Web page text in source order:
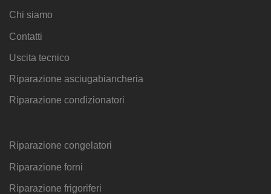
Chi siamo
Contatti
Uscita tecnico
Riparazione asciugabiancheria
Riparazione condizionatori
Riparazione congelatori
Riparazione forni
Riparazione frigoriferi